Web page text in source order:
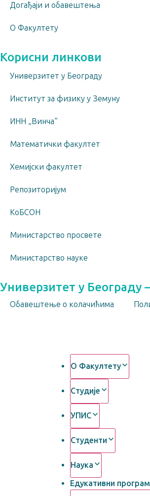
Догађаји и обавештења
O Факултету
Корисни линкови
Универзитет у Београду
Институт за физику у Земуну
ИНН „Винча”
Математички факултет
Хемијски факултет
Репозиторијум
КоБСОН
Министарство просвете
Министарство науке
Универзитет у Београду
Обавештење о колачићима
О Факултету
Студије
УПИС
Студенти
Наука
Едукативни